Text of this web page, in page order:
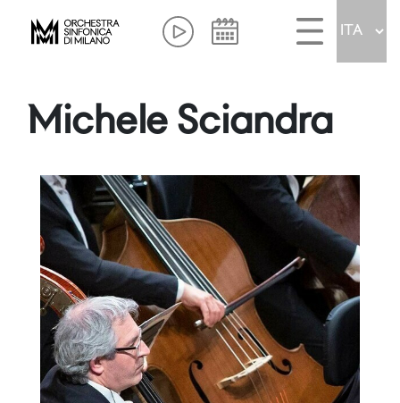
Michele Sciandra